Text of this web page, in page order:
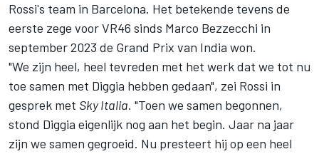
Rossi's team in Barcelona. Het betekende tevens de
eerste zege voor VR46 sinds Marco Bezzecchi in
september 2023 de Grand Prix van India won.
"We zijn heel, heel tevreden met het werk dat we tot nu
toe samen met Diggia hebben gedaan", zei Rossi in
gesprek met Sky Italia. "Toen we samen begonnen,
stond Diggia eigenlijk nog aan het begin. Jaar na jaar
zijn we samen gegroeid. Nu presteert hij op een heel